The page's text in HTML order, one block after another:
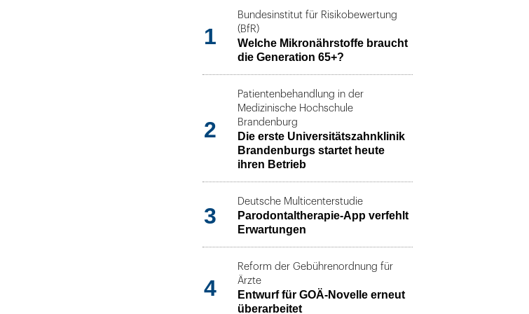
1
Bundesinstitut für Risikobewertung
(BfR)
Welche Mikronährstoffe braucht
die Generation 65+?
2
Patientenbehandlung in der
Medizinische Hochschule
Brandenburg
Die erste Universitätszahnklinik
Brandenburgs startet heute
ihren Betrieb
3
Deutsche Multicenterstudie
Parodontaltherapie-App verfehlt
Erwartungen
4
Reform der Gebührenordnung für
Ärzte
Entwurf für GOÄ-Novelle erneut
überarbeitet